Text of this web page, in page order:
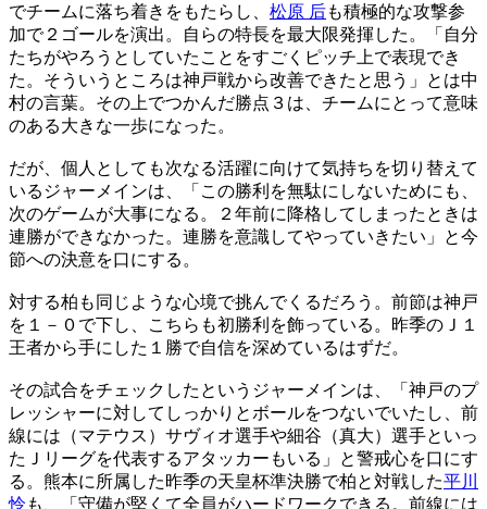
でチームに落ち着きをもたらし、 松原 后も積極的な攻撃参
加で２ゴールを演出。自らの特長を最大限発揮した。「自分
たちがやろうとしていたことをすごくピッチ上で表現でき
た。そういうところは神戸戦から改善できたと思う」とは中
村の言葉。その上でつかんだ勝点３は、チームにとって意味
のある大きな一歩になった。
だが、個人としても次なる活躍に向けて気持ちを切り替えて
いるジャーメインは、「この勝利を無駄にしないためにも、
次のゲームが大事になる。２年前に降格してしまったときは
連勝ができなかった。連勝を意識してやっていきたい」と今
節への決意を口にする。
対する柏も同じような心境で挑んでくるだろう。前節は神戸
を１－０で下し、こちらも初勝利を飾っている。昨季のＪ１
王者から手にした１勝で自信を深めているはずだ。
その試合をチェックしたというジャーメインは、「神戸のプ
レッシャーに対してしっかりとボールをつないでいたし、前
線には（マテウス）サヴィオ選手や細谷（真大）選手といっ
たＪリーグを代表するアタッカーもいる」と警戒心を口にす
る。熊本に所属した昨季の天皇杯準決勝で柏と対戦した平川
怜も、「守備が堅くて全員がハードワークできる。前線には